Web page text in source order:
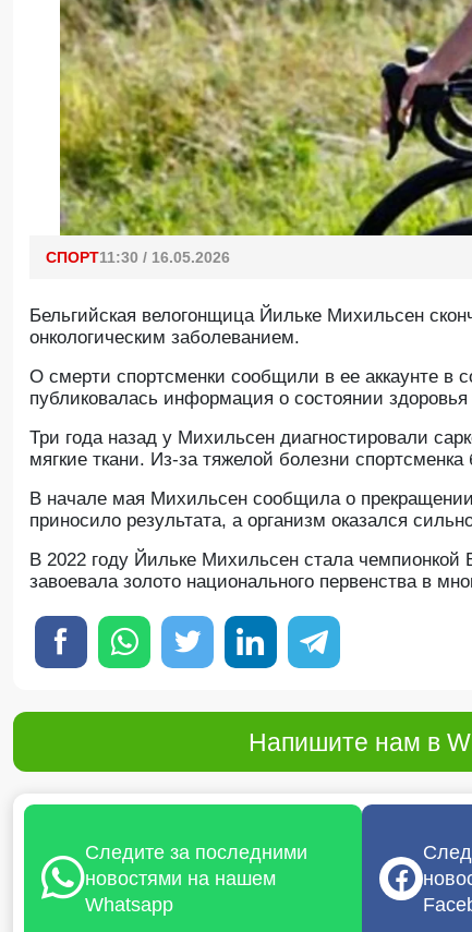
СПОРТ11:30 / 16.05.2026
Бельгийская велогонщица Йильке Михильсен
онкологическим заболеванием.
О смерти спортсменки сообщили в ее аккаунте в
публиковалась информация о состоянии
Три года назад у Михильсен диагностировали
мягкие ткани. Из-за тяжелой болезни
В начале мая Михильсен сообщила о
приносило результата, а организм оказался
В 2022 году Йильке Михильсен стала
завоевала золото национального первенства в
Напишите нам в
Следите за последними
новостями на нашем
Whatsapp